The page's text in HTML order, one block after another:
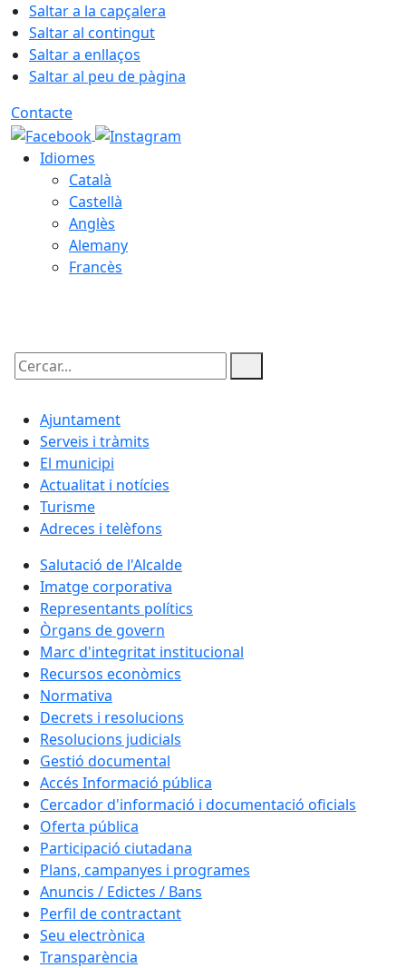
Saltar a la capçalera
Saltar al contingut
Saltar a enllaços
Saltar al peu de pàgina
Contacte
Idiomes
Català
Castellà
Anglès
Alemany
Francès
Cercar:
Ajuntament
Serveis i tràmits
El municipi
Actualitat i notícies
Turisme
Adreces i telèfons
Salutació de l'Alcalde
Imatge corporativa
Representants polítics
Òrgans de govern
Marc d'integritat institucional
Recursos econòmics
Normativa
Decrets i resolucions
Resolucions judicials
Gestió documental
Accés Informació pública
Cercador d'informació i documentació oficials
Oferta pública
Participació ciutadana
Plans, campanyes i programes
Anuncis / Edictes / Bans
Perfil de contractant
Seu electrònica
Transparència